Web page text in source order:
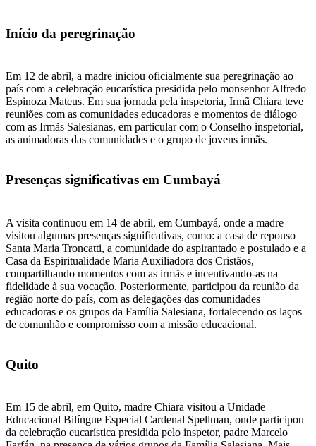
Início da peregrinação
Em 12 de abril, a madre iniciou oficialmente sua peregrinação ao
país com a celebração eucarística presidida pelo monsenhor Alfredo
Espinoza Mateus. Em sua jornada pela inspetoria, Irmã Chiara teve
reuniões com as comunidades educadoras e momentos de diálogo
com as Irmãs Salesianas, em particular com o Conselho inspetorial,
as animadoras das comunidades e o grupo de jovens irmãs.
Presenças significativas em Cumbayá
A visita continuou em 14 de abril, em Cumbayá, onde a madre
visitou algumas presenças significativas, como: a casa de repouso
Santa Maria Troncatti, a comunidade do aspirantado e postulado e a
Casa da Espiritualidade Maria Auxiliadora dos Cristãos,
compartilhando momentos com as irmãs e incentivando-as na
fidelidade à sua vocação. Posteriormente, participou da reunião da
região norte do país, com as delegações das comunidades
educadoras e os grupos da Família Salesiana, fortalecendo os laços
de comunhão e compromisso com a missão educacional.
Quito
Em 15 de abril, em Quito, madre Chiara visitou a Unidade
Educacional Bilíngue Especial Cardenal Spellman, onde participou
da celebração eucarística presidida pelo inspetor, padre Marcelo